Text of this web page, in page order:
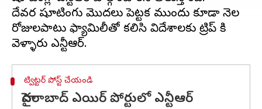
దేవర షూటింగు మొదలు పెట్టక ముందు కూడా నెల
రోజులపాటు ఫ్యామిలీతో కలిసి విదేశాలకు ట్రిప్ కి
ట్విట్టర్ పోస్ట్ చేయండి
హైదరాబాద్ ఎయిర్ పోర్టులో ఎన్టీఆర్